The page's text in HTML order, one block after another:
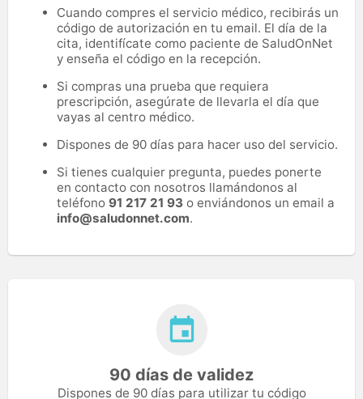
Cuando compres el servicio médico, recibirás un
código de autorización en tu email. El día de la
cita, identifícate como paciente de SaludOnNet
y enseña el código en la recepción.
Si compras una prueba que requiera
prescripción, asegúrate de llevarla el día que
vayas al centro médico.
Dispones de 90 días para hacer uso del servicio.
Si tienes cualquier pregunta, puedes ponerte
en contacto con nosotros llamándonos al
teléfono 91 217 21 93 o enviándonos un email a
info@saludonnet.com.
90 días de validez
Dispones de 90 días para utilizar tu código